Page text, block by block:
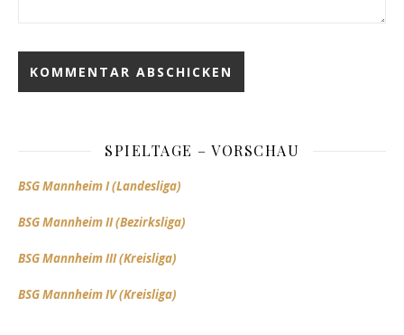
SPIELTAGE – VORSCHAU
BSG Mannheim I (Landesliga)
BSG Mannheim II (Bezirksliga)
BSG Mannheim III (Kreisliga)
BSG Mannheim IV (Kreisliga)